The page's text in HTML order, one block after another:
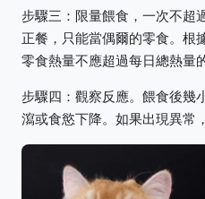
步驟三：限量餵食，一次不超
正餐，只能當偶爾的零食。根
零食熱量不應超過每日總熱量
步驟四：觀察反應。餵食後幾
瀉或食慾下降。如果出現異常